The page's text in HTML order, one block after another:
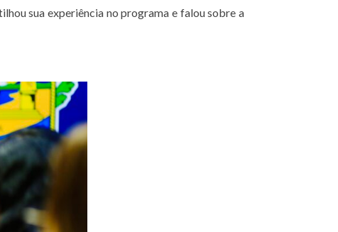
sua experiência no programa e falou sobre a